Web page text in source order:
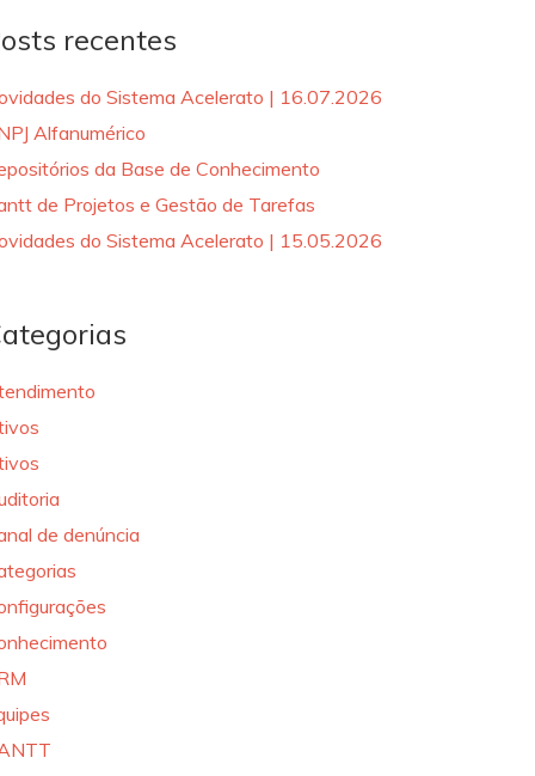
recentes
do Sistema Acelerato | 16.07.2026
Alfanumérico
da Base de Conhecimento
de Projetos e Gestão de Tarefas
do Sistema Acelerato | 15.05.2026
de denúncia